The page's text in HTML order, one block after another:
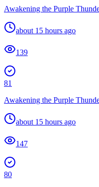
Awakening the Purple
about 15 hours ago
139
81
Awakening the Purple
about 15 hours ago
147
80